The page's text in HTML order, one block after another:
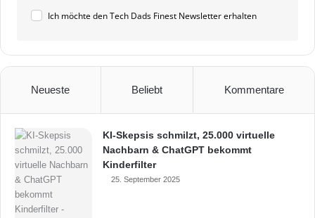
Ich möchte den Tech Dads Finest Newsletter erhalten
Neueste Beliebt Kommentare
KI-Skepsis schmilzt, 25.000 virtuelle
Nachbarn & ChatGPT bekommt
Kinderfilter
25. September 2025